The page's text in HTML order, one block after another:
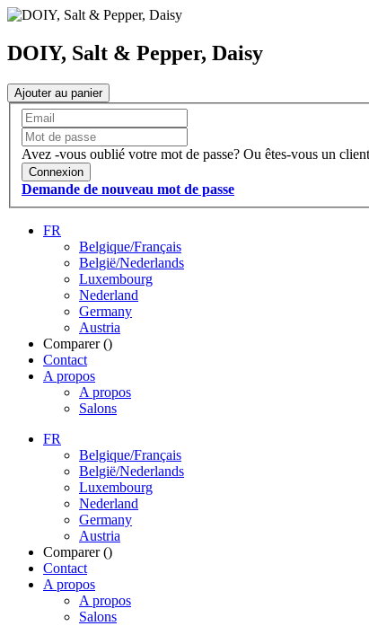
DOIY, Salt & Pepper, Daisy
Ajouter au panier
Avez -vous oublié votre mot de passe? Ou êtes-vous un
Connexion
Demande de nouveau mot de passe
FR
Belgique/Français
België/Nederlands
Luxembourg
Nederland
Germany
Austria
Comparer ()
Contact
A propos
A propos
Salons
FR
Belgique/Français
België/Nederlands
Luxembourg
Nederland
Germany
Austria
Comparer ()
Contact
A propos
A propos
Salons